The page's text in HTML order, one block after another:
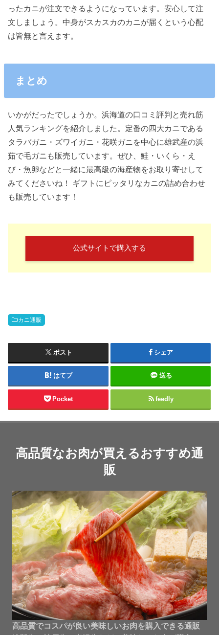
ったカニが注文できるようになっています。安心して注
文しましょう。中身がスカスカのカニが届くという心配
は皆無と言えます。
まとめ
いかがだったでしょうか。浜海道の口コミ評判と売れ筋
人気ランキングを紹介しました。定番の四大カニである
タラバガニ・ズワイガニ・花咲ガニを中心に雄武産の浜
茹で毛ガニも販売しています。ぜひ、鮭・いくら・え
び・魚卵などと一緒に最高級の海産物をお取り寄せして
みてくださいね！ ギフトにピッタリなカニの詰め合わせ
も販売しています！
公式サイトで購入する
カニ通販
ポスト シェア
はてブ 送る
Pocket feedly
高品質なお肉が買えるおすすめ通
販
高品質でコスパが良い美味しいお肉を購入できる通販